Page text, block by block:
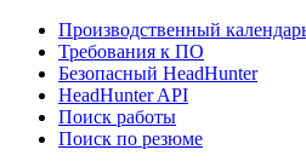
Производственный
Требования к ПО
Безопасный HeadHunter
HeadHunter API
Поиск работы
Поиск по резюме